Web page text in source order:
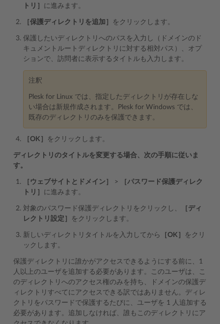
トリ］ に進みます。
［保護ディレクトリを追加］ をクリックします。
保護したいディレクトリへのパスを入力し（ドメインのド
キュメントルートディレクトリに対する相対パス）、オプ
ションで、訪問者に表示するタイトルも入力します。
注釈
Plesk for Linux では、指定したディレクトリが存在しな
い場合は新規作成されます。Plesk for Windows では、
既存のディレクトリのみを保護できます。
［OK］ をクリックします。
ディレクトリのタイトルを変更する場合、次の手順に従いま
す。
［ウェブサイトとドメイン］ >
［パスワード保護ディレク
トリ］ に進みます。
対象のパスワード保護ディレクトリをクリックし、
［ディ
レクトリ設定］
をクリックします。
新しいディレクトリタイトルを入力してから ［OK］
をクリ
ックします。
保護ディレクトリに誰かがアクセスできるようにする前に、1
人以上のユーザを追加する必要があります。このユーザは、こ
のディレクトリへのアクセス権のみを持ち、ドメインの保護デ
ィレクトリすべてにアクセスできる訳ではありません。ディレ
クトリをパスワードで保護するたびに、ユーザを 1 人追加する
必要があります。追加しなければ、誰もこのディレクトリにア